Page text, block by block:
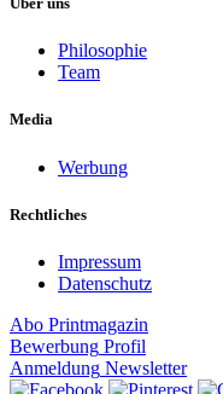
Philosophie
Team
Media
Werbung
Rechtliches
Impressum
Datenschutz
Abo Printmagazin
Bewerbung Profil
Anmeldung Newsletter